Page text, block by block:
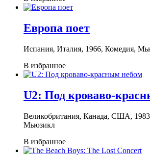
Европа поет
Испания, Италия, 1966, Комедия,
В избранное
U2: Под кроваво-
Великобритания, Канада, США,
Мьюзикл
В избранное